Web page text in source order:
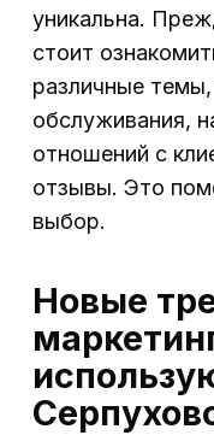
уникальна.
стоит
различные темы,
обслуживания,
отношений с
отзывы. Это
выбор.
Новые